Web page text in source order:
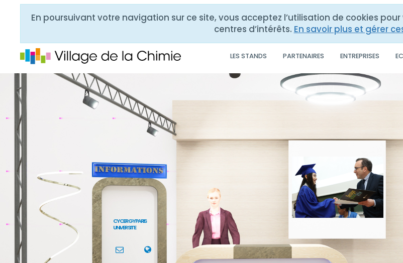
En poursuivant votre navigation sur ce site, vous acceptez l’utilisation de cookies
centres d’intérêts. En savoir plus et gérer
LES STANDS PARTENAIRES ENTREPRISES
CY CERGY PARIS
UNIVERSITE